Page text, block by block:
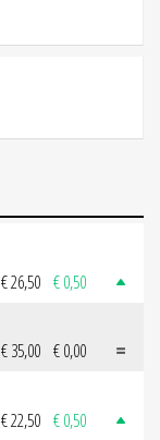
€ 26,50 € 0,50
€ 35,00 € 0,00
€ 22,50 € 0,50